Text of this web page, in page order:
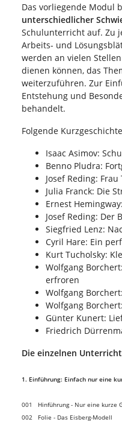
Das vorliegende Modul
unterschiedlicher
Schulunterricht auf. Zu
Arbeits- und
werden an vielen
dienen können, das
weiterzuführen. Zur
Entstehung und
behandelt.
Folgende
Isaac Asimov:
Benno Pludra:
Josef Reding:
Julia Franck: Die
Ernest
Josef Reding: Der
Siegfried Lenz:
Cyril Hare: Ein
Kurt Tucholsky:
Wolfgang
erfroren
Wolfgang
Wolfgang
Günter Kunert:
Friedrich
Die einzelnen
1. Einführung: Einfach nur eine
001 Hinführung - Nur eine kurze
002 Folie - Das Eisberg-Modell